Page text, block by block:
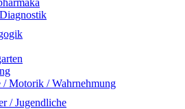
/ Motorik / Wahrnehmung
/ Jugendliche